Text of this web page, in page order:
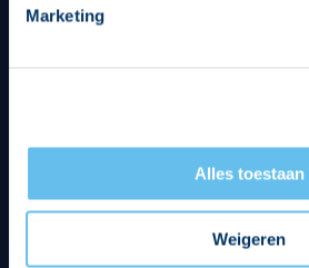
Marketing
Alles toestaan
Weigeren